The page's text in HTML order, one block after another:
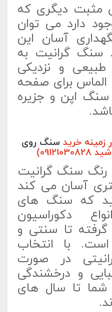
مثبت دیگری که
دارد می توان
آسان این
سنگ گرانیت به
و نزدیکی
برای صفحه
سنگ اپن و جزیره
خرید سنگ روی
رنگ سنگ گرانیت
آسان می کند
که سنگ های
دکوراسیون
گرفته تا سنتی و
با انتخاب
در صورت
و درخشندگی
شما تا سال های